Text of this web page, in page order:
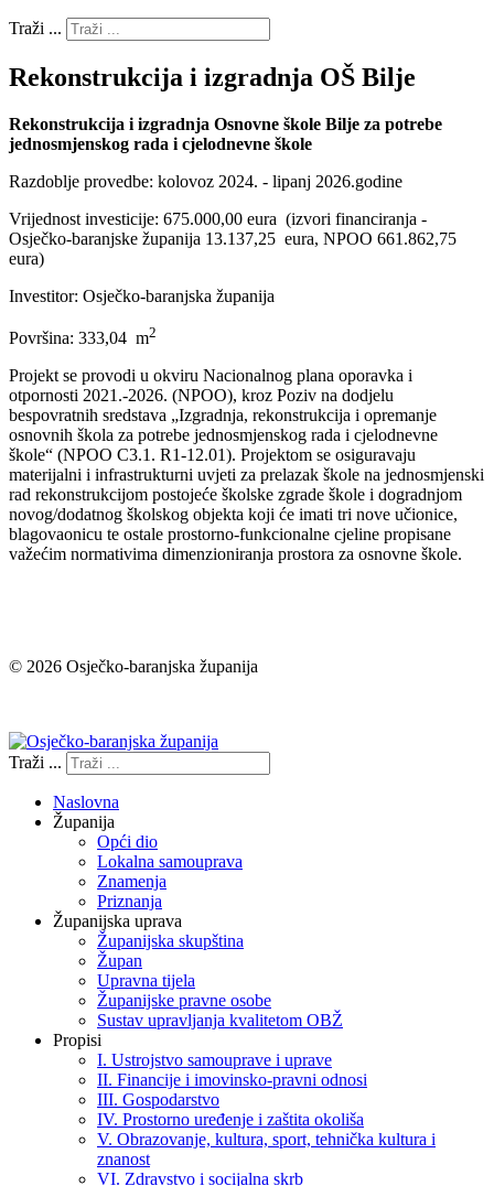
Traži ...
Rekonstrukcija i izgradnja OŠ Bilje
Rekonstrukcija i izgradnja Osnovne škole Bilje za potrebe
jednosmjenskog rada i cjelodnevne škole
Razdoblje provedbe: kolovoz 2024. - lipanj 2026.godine
Vrijednost investicije: 675.000,00 eura (izvori financiranja -
Osječko-baranjske županija 13.137,25 eura, NPOO 661.862,75
eura)
Investitor: Osječko-baranjska županija
Površina: 333,04 m2
Projekt se provodi u okviru Nacionalnog plana oporavka i
otpornosti 2021.-2026. (NPOO), kroz Poziv na dodjelu
bespovratnih sredstava „Izgradnja, rekonstrukcija i opremanje
osnovnih škola za potrebe jednosmjenskog rada i cjelodnevne
škole“ (NPOO C3.1. R1-12.01). Projektom se osiguravaju
materijalni i infrastrukturni uvjeti za prelazak škole na jednosmjenski
rad rekonstrukcijom postojeće školske zgrade škole i dogradnjom
novog/dodatnog školskog objekta koji će imati tri nove učionice,
blagovaonicu te ostale prostorno-funkcionalne cjeline propisane
važećim normativima dimenzioniranja prostora za osnovne škole.
© 2026 Osječko-baranjska županija
Traži ...
Naslovna
Županija
Opći dio
Lokalna samouprava
Znamenja
Priznanja
Županijska uprava
Županijska skupština
Župan
Upravna tijela
Županijske pravne osobe
Sustav upravljanja kvalitetom OBŽ
Propisi
I. Ustrojstvo samouprave i uprave
II. Financije i imovinsko-pravni odnosi
III. Gospodarstvo
IV. Prostorno uređenje i zaštita okoliša
V. Obrazovanje, kultura, sport, tehnička kultura i
znanost
VI. Zdravstvo i socijalna skrb